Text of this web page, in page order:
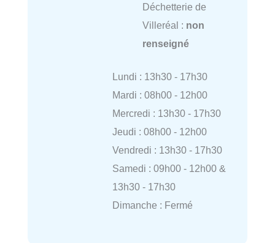
Déchetterie de
Villeréal : non
renseigné
Lundi : 13h30 - 17h30
Mardi : 08h00 - 12h00
Mercredi : 13h30 - 17h30
Jeudi : 08h00 - 12h00
Vendredi : 13h30 - 17h30
Samedi : 09h00 - 12h00 &
13h30 - 17h30
Dimanche : Fermé